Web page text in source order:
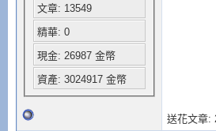
文章: 13549
精華: 0
現金: 26987 金幣
資產: 3024917 金幣
送花文章: